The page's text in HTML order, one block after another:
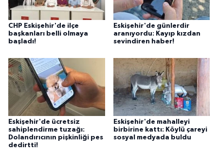
CHP Eskişehir'de ilçe
başkanları belli olmaya
başladı!
Eskişehir'de günlerdir
aranıyordu: Kayıp kızdan
sevindiren haber!
Eskişehir'de ücretsiz
sahiplendirme tuzağı:
Dolandırıcının pişkinliği pes
dedirtti!
Eskişehir'de mahalleyi
birbirine kattı: Köylü çareyi
sosyal medyada buldu